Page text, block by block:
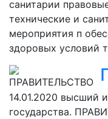
санитарии
технические и
мероприятия п
здоровых условий
14.01.2020 высший
государства.